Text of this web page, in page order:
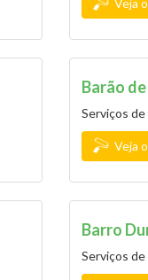
Veja
Barão
Serviços
Veja
Barro
Serviços